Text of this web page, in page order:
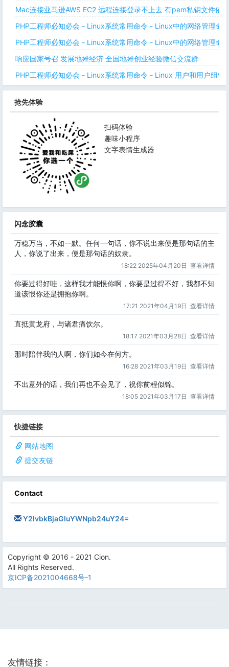
Mac连接亚马逊AWS EC2 远程连接登录不上去 有pem私钥文件依
PHP工程师必知必会 - Linux系统常用命令 - Linux中的网络管理命
PHP工程师必知必会 - Linux系统常用命令 - Linux中的网络管理命
响应国家号召 发展地摊经济 全国地摊创业经验微信交流群
PHP工程师必知必会 - Linux系统常用命令 - Linux 用户和用户组管
抢先体验
扫码体验
趣味小程序
文字表情生成器
闪念胶囊
万稳万当，不如一默。任何一句话，你不说出来便是那句话的主
人，你说了出来，便是那句话的奴隶。
18:22 2025年04月20日 查看详情
你要过得好哇，这样我才能恨你啊，你要是过得不好，我都不知
道该恨你还是拥抱你啊。
17:21 2021年04月19日 查看详情
直抵黄龙府，与诸君痛饮尔。
18:17 2021年03月28日 查看详情
那时陪伴我的人啊，你们如今在何方。
16:28 2021年03月19日 查看详情
不出意外的话，我们再也不会见了，祝你前程似锦。
18:05 2021年03月17日 查看详情
快捷链接
网站地图
提交友链
Contact
Y2lvbkBjaGluYWNpb24uY24=
Copyright © 2016 - 2021 Cion.
All Rights Reserved.
京ICP备2021004668号-1
友情链接：